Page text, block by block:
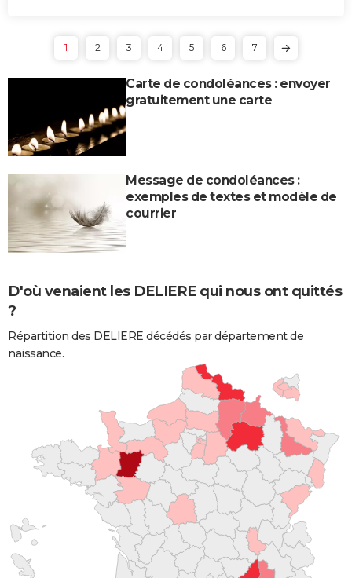
1 2 3 4 5 6 7
Carte de condoléances : envoyer
gratuitement une carte
Message de condoléances :
exemples de textes et modèle de
courrier
D'où venaient les DELIERE qui nous ont quittés
?
Répartition des DELIERE décédés par département de
naissance.